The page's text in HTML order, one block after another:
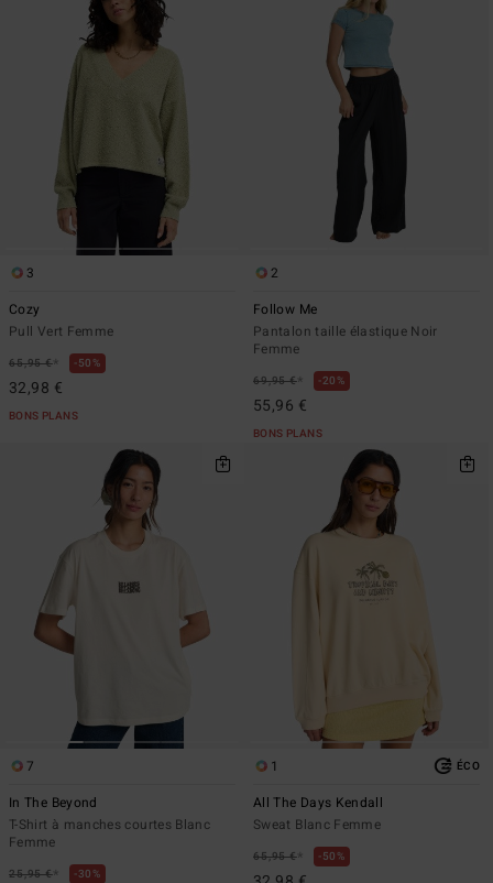
3
Cozy
Pull Vert Femme
65,95 €* 50%
32,98 €
BONS PLANS
2
Follow Me
Pantalon taille élastique Noir
Femme
69,95 €* 20%
55,96 €
BONS PLANS
7
In The Beyond
T-Shirt à manches courtes Blanc
Femme
25,95 €* 30%
1 ÉCO
All The Days Kendall
Sweat Blanc Femme
65,95 €* 50%